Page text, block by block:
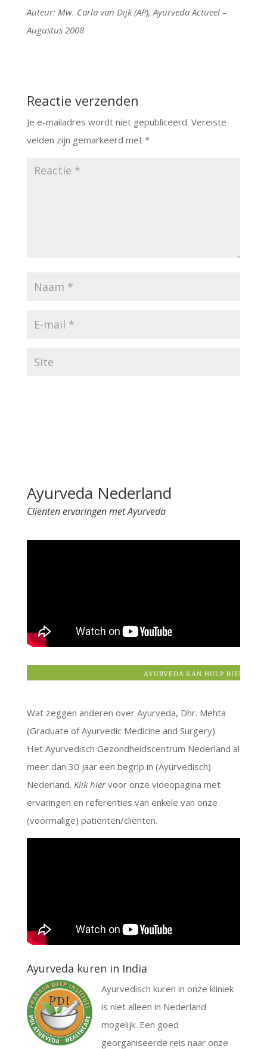
Auteur: Mw. Carla van Dijk (AP), Ayurveda Actueel –
Augustus 2008
Reactie verzenden
Je e-mailadres wordt niet gepubliceerd. Vereiste
velden zijn gemarkeerd met *
r
n
Ayurveda Nederland
Cliënten ervaringen met Ayurveda
AYURVEDA KAN HULP BIEDEN BIJ:
Wat zeggen anderen over Ayurveda, Dhr. Mehta
(Graduate of Ayurvedic Medicine and Surgery).
Het Ayurvedisch Gezondheidscentrum Nederland al
meer dan 30 jaar een begrip in (Ayurvedisch)
Nederland. Klik hiervoor onze videopagina met
ervaringen en referenties van enkele van onze
(voormalige) patiënten/cliënten.
Ayurveda kuren in India
Ayurvedisch kuren in onze kliniek
is niet alleen in Nederland
mogelijk. Een goed
georganiseerde reis naar onze